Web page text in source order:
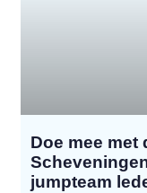
Doe mee met
jumpteam